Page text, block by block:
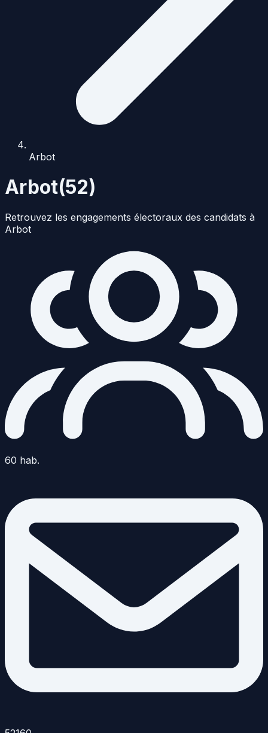
Arbot
Arbot(52)
Retrouvez les engagements électoraux des candidats à
Arbot
60 hab.